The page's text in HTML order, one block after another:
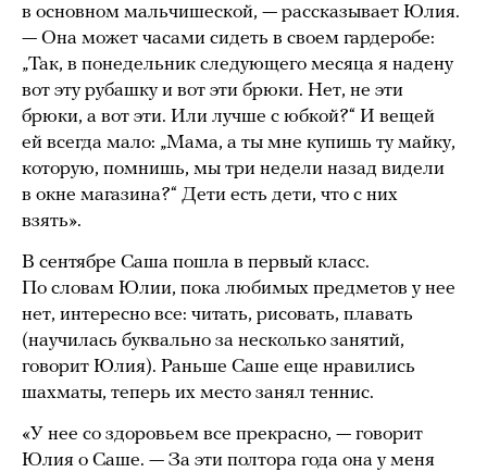
в основном мальчишеской, — рассказывает Юлия.
— Она может часами сидеть в своем гардеробе:
„Так, в понедельник следующего месяца я надену
вот эту рубашку и вот эти брюки. Нет, не эти
брюки, а вот эти. Или лучше с юбкой?“ И вещей
ей всегда мало: „Мама, а ты мне купишь ту майку,
которую, помнишь, мы три недели назад видели
в окне магазина?“ Дети есть дети, что с них
взять».
В сентябре Саша пошла в первый класс.
По словам Юлии, пока любимых предметов у нее
нет, интересно все: читать, рисовать, плавать
(научилась буквально за несколько занятий,
говорит Юлия). Раньше Саше еще нравились
шахматы, теперь их место занял теннис.
«У нее со здоровьем все прекрасно, — говорит
Юлия о Саше. — За эти полтора года она у меня